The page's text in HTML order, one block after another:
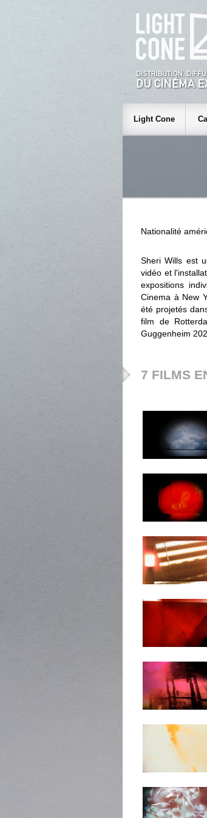
Light Cone
Nationalité
Sheri Wills est
vidéo et
expositions
Cinema à New
été projetés
film de
Guggenheim
7 FILMS